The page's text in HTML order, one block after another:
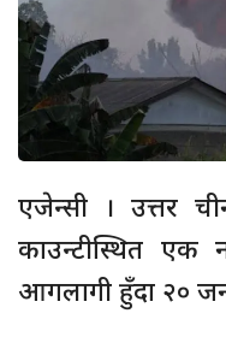
एजेन्सी । उत्तर
काउन्टीस्थित एक
आगलागी हुँदा २०